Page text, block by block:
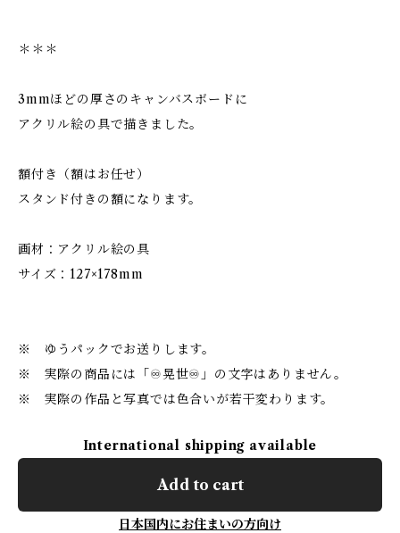
＊＊＊
3mmほどの厚さのキャンバスボードに
アクリル絵の具で描きました。
額付き（額はお任せ）
スタンド付きの額になります。
画材：アクリル絵の具
サイズ：127×178mm
※ ゆうパックでお送りします。
※ 実際の商品には「♾️晃世♾️」の文字はありません。
※ 実際の作品と写真では色合いが若干変わります。
International shipping available
Add to cart
日本国内にお住まいの方向け